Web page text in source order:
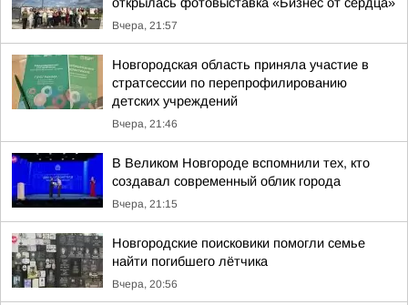
Вчера, 21:57
Новгородская область приняла участие в
стратсессии по перепрофилированию
детских учреждений
Вчера, 21:46
В Великом Новгороде вспомнили тех, кто
создавал современный облик города
Вчера, 21:15
Новгородские поисковики помогли семье
найти погибшего лётчика
Вчера, 20:56